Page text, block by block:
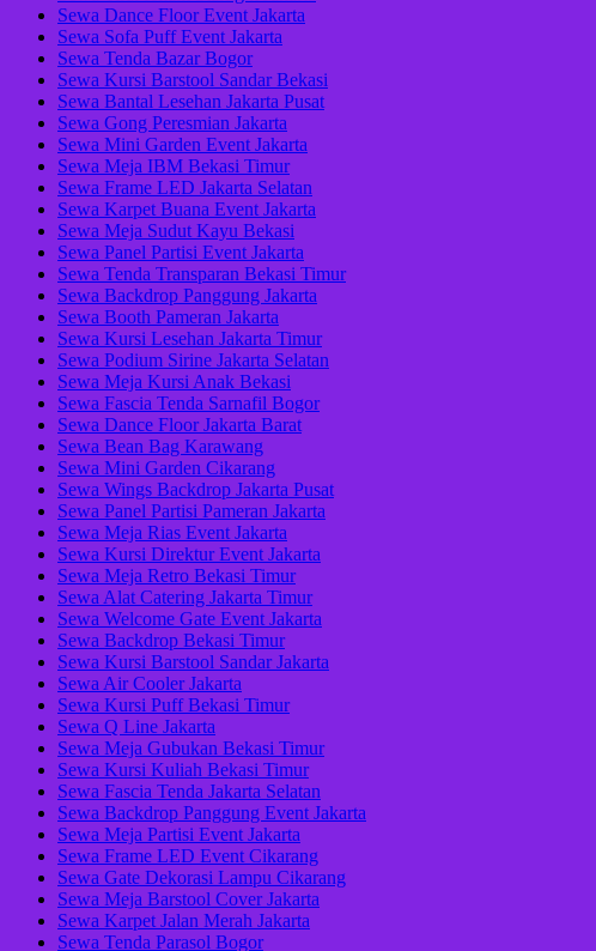
Sewa Dance Floor Event Jakarta
Sewa Sofa Puff Event Jakarta
Sewa Tenda Bazar Bogor
Sewa Kursi Barstool Sandar Bekasi
Sewa Bantal Lesehan Jakarta Pusat
Sewa Gong Peresmian Jakarta
Sewa Mini Garden Event Jakarta
Sewa Meja IBM Bekasi Timur
Sewa Frame LED Jakarta Selatan
Sewa Karpet Buana Event Jakarta
Sewa Meja Sudut Kayu Bekasi
Sewa Panel Partisi Event Jakarta
Sewa Tenda Transparan Bekasi Timur
Sewa Backdrop Panggung Jakarta
Sewa Booth Pameran Jakarta
Sewa Kursi Lesehan Jakarta Timur
Sewa Podium Sirine Jakarta Selatan
Sewa Meja Kursi Anak Bekasi
Sewa Fascia Tenda Sarnafil Bogor
Sewa Dance Floor Jakarta Barat
Sewa Bean Bag Karawang
Sewa Mini Garden Cikarang
Sewa Wings Backdrop Jakarta Pusat
Sewa Panel Partisi Pameran Jakarta
Sewa Meja Rias Event Jakarta
Sewa Kursi Direktur Event Jakarta
Sewa Meja Retro Bekasi Timur
Sewa Alat Catering Jakarta Timur
Sewa Welcome Gate Event Jakarta
Sewa Backdrop Bekasi Timur
Sewa Kursi Barstool Sandar Jakarta
Sewa Air Cooler Jakarta
Sewa Kursi Puff Bekasi Timur
Sewa Q Line Jakarta
Sewa Meja Gubukan Bekasi Timur
Sewa Kursi Kuliah Bekasi Timur
Sewa Fascia Tenda Jakarta Selatan
Sewa Backdrop Panggung Event Jakarta
Sewa Meja Partisi Event Jakarta
Sewa Frame LED Event Cikarang
Sewa Gate Dekorasi Lampu Cikarang
Sewa Meja Barstool Cover Jakarta
Sewa Karpet Jalan Merah Jakarta
Sewa Tenda Parasol Bogor